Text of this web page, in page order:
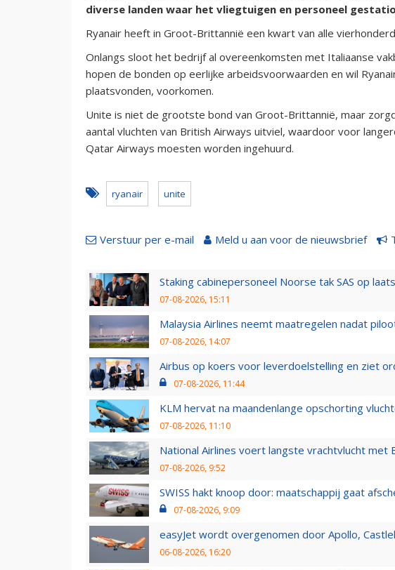
diverse landen waar het vliegtuigen en personeel
Ryanair heeft in Groot-Brittannië een kwart van alle
Onlangs sloot het bedrijf al overeenkomsten met Italiaanse
hopen de bonden op eerlijke arbeidsvoorwaarden en wil
plaatsvonden, voorkomen.
Unite is niet de grootste bond van Groot-Brittannië, maar
aantal vluchten van British Airways uitviel, waardoor voor
Qatar Airways moesten worden ingehuurd.
ryanair unite
Verstuur per e-mail Meld u aan voor de nieuwsbrief
Staking cabinepersoneel Noorse tak SAS op
07-08-2026, 15:11
Malaysia Airlines neemt maatregelen nadat
07-08-2026, 14:07
Airbus op koers voor leverdoelstelling en ziet
07-08-2026, 11:44
KLM hervat na maandenlange opschorting
07-08-2026, 11:10
National Airlines voert langste vrachtvlucht met
07-08-2026, 9:52
SWISS hakt knoop door: maatschappij gaat
07-08-2026, 9:09
easyJet wordt overgenomen door Apollo,
06-08-2026, 16:20